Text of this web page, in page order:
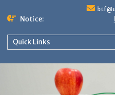
Notice:
Quick Links